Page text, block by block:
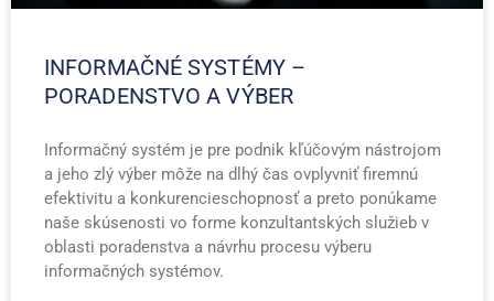
INFORMAČNÉ SYSTÉMY –
PORADENSTVO A VÝBER
Informačný systém je pre podnik kľúčovým nástrojom
a jeho zlý výber môže na dlhý čas ovplyvniť firemnú
efektivitu a konkurencieschopnosť a preto ponúkame
naše skúsenosti vo forme konzultantských služieb v
oblasti poradenstva a návrhu procesu výberu
informačných systémov.